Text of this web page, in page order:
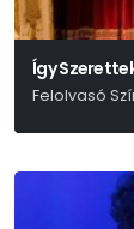
Így
Felolvasó